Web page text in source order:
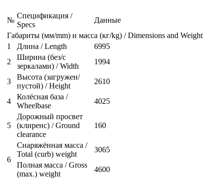
№
Спецификация /
Specs
Данные
Габариты (мм/mm) и масса (кг/kg) / Dimensions and Weight
1
Длина / Length
6995
2
Ширина (без/с
зеркалами) / Width
1994
3
Высота (загружен/
пустой) / Height
2610
4
Колёсная база /
Wheelbase
4025
5
Дорожный просвет
(клиренс) / Ground
clearance
160
6
Снаряжённая масса /
Total (curb) weight
3065
Полная масса / Gross
(max.) weight
4600